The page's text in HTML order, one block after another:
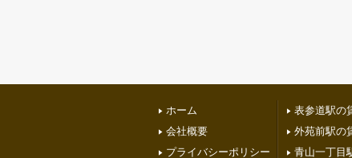
ホーム
会社概要
プライバシーポリシー
表参道駅の
外苑前駅の
青山一丁目